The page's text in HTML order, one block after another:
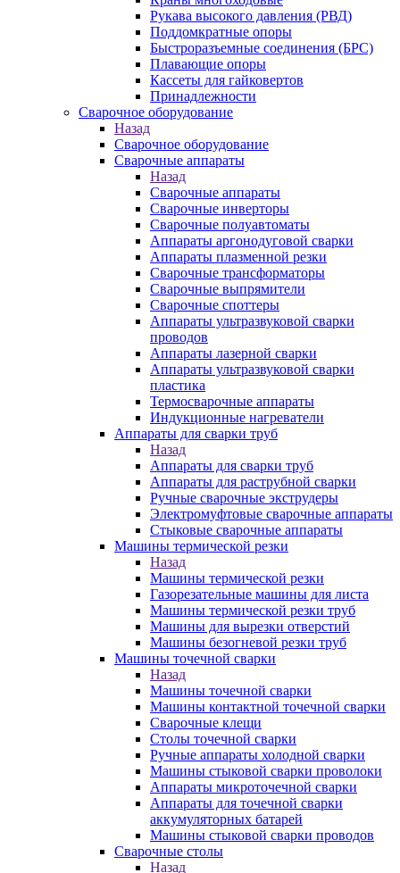
Рукава высокого давления (РВД)
Поддомкратные опоры
Быстроразъемные соединения (БРС)
Плавающие опоры
Кассеты для гайковертов
Принадлежности
Сварочное оборудование
Назад
Сварочное оборудование
Сварочные аппараты
Назад
Сварочные аппараты
Сварочные инверторы
Сварочные полуавтоматы
Аппараты аргонодуговой сварки
Аппараты плазменной резки
Сварочные трансформаторы
Сварочные выпрямители
Сварочные споттеры
Аппараты ультразвуковой сварки
проводов
Аппараты лазерной сварки
Аппараты ультразвуковой сварки
пластика
Термосварочные аппараты
Индукционные нагреватели
Аппараты для сварки труб
Назад
Аппараты для сварки труб
Аппараты для раструбной сварки
Ручные сварочные экструдеры
Электромуфтовые сварочные аппараты
Стыковые сварочные аппараты
Машины термической резки
Назад
Машины термической резки
Газорезательные машины для листа
Машины термической резки труб
Машины для вырезки отверстий
Машины безогневой резки труб
Машины точечной сварки
Назад
Машины точечной сварки
Машины контактной точечной сварки
Сварочные клещи
Столы точечной сварки
Ручные аппараты холодной сварки
Машины стыковой сварки проволоки
Аппараты микроточечной сварки
Аппараты для точечной сварки
аккумуляторных батарей
Машины стыковой сварки проводов
Сварочные столы
Назад